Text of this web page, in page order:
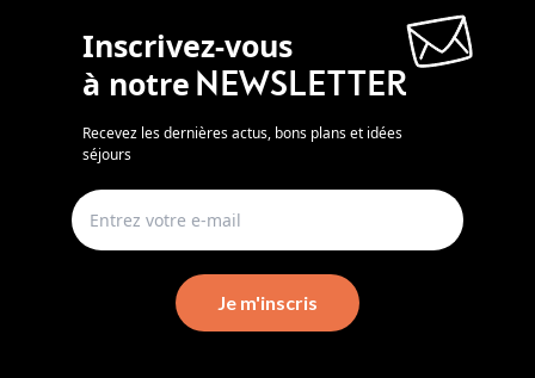
Inscrivez-vous
à notre newsletter
Recevez les dernières actus, bons plans et idées
séjours
Je m'inscris